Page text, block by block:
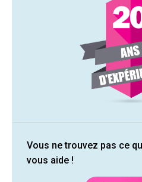
Vous ne trouvez pas ce
vous aide !